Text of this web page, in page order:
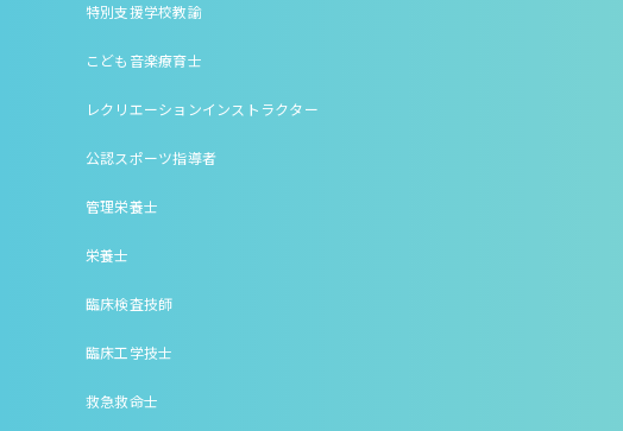
特別支援学校教諭
こども音楽療育士
レクリエーションインストラクター
公認スポーツ指導者
管理栄養士
栄養士
臨床検査技師
臨床工学技士
救急救命士